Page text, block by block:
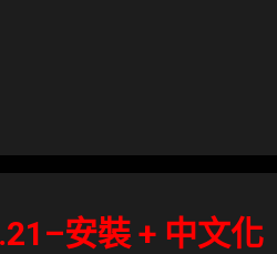
安裝 + 中文化